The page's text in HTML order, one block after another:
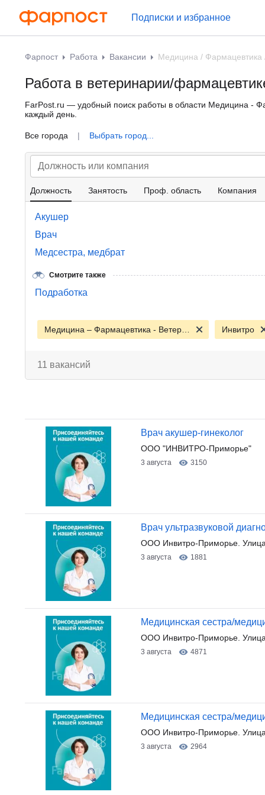
Подписки и избранное
Фарпост Работа Вакансии Медицина / Фармацевтика
Работа в ветеринарии/
FarPost.ru — удобный поиск работы в области Медицина -
каждый день.
Все города | Выбрать город...
Должность Занятость Проф. область Компания
Акушер
Врач
Медсестра, медбрат
Смотрите также
Подработка
Инвитро
11 вакансий
Врач акушер-гинеколог
ООО "ИНВИТРО-Приморье"
3 августа 3150
Врач ультразвуковой
ООО Инвитро-Приморье.
3 августа 1881
Медицинская сестра/
ООО Инвитро-Приморье.
3 августа 4871
Медицинская сестра/
ООО Инвитро-Приморье.
3 августа 2964